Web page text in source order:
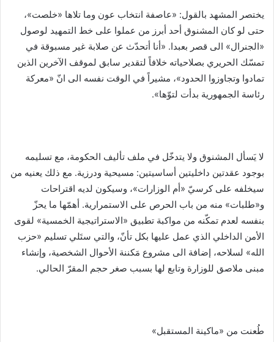
يختصر المشهد بالقول: «عاصفة انتخاب عون وما تلاها «خلصت»،
حتى لو كان المشنوق أحد أبرز من عملوا على خط التمهيد لوصول
«الجنرال» الى قصر بعبدا. «أنا أتحدّث عن صلابة غير مسبوقة في
تمسّك الحريري بصلاحياته خلافاً لتقدير سابق لموقف الآخرين الذين
تمادوا وتجاوزوا الحدود»، مشيراً في الوقت نفسه الى انّ «معركة
رئاسة الجمهورية بدأت لتوّها».
لا يَسأل المشنوق ولا يتدخّل في ملف تأليف الحكومة، مع تسليمه
بوجود عقدتين داخليتين أساسيتين: مسيحية ودرزية. مع ذلك يعنيه من
سيخلفه على كرسيّ «أم الوزارات»، وسيكون لديه اقتراحات
و«طلبات» منه من باب الحرص على الاستمرارية. أهمّها ما يحزّ
بنفسه لعدم تمكّنه من مواكبة تطبيق «الاستراتيجية الخمسية» لقوى
الأمن الداخلي الذي عمل عليها بكل تأنّ، والتي ستَلي تسليم «حزب
الله» لسلاحه، إضافة الى مشروع مَكننة الأحوال الشخصية، وإنشاء
مبنى ملاصق للوزارة وتابع لها بسبب صغر حجم المقرّ الحالي.
طُعنت من «ماكينة المستقبل»